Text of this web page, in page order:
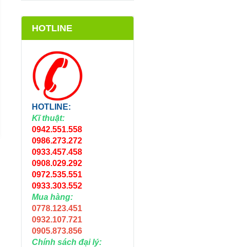
VAN KHỞI THỦY
ỐNG XẸP 27MM RA
REN 21MM
Liên hệ
HOTLINE
HOTLINE:
Kĩ thuật:
0942.551.558
0986.273.272
0933.457.458
0908.029.292
0972.535.551
0933.303.552
Mua hàng:
0778.123.451
0932.107.721
0905.873.856
Chính sách đại lý: